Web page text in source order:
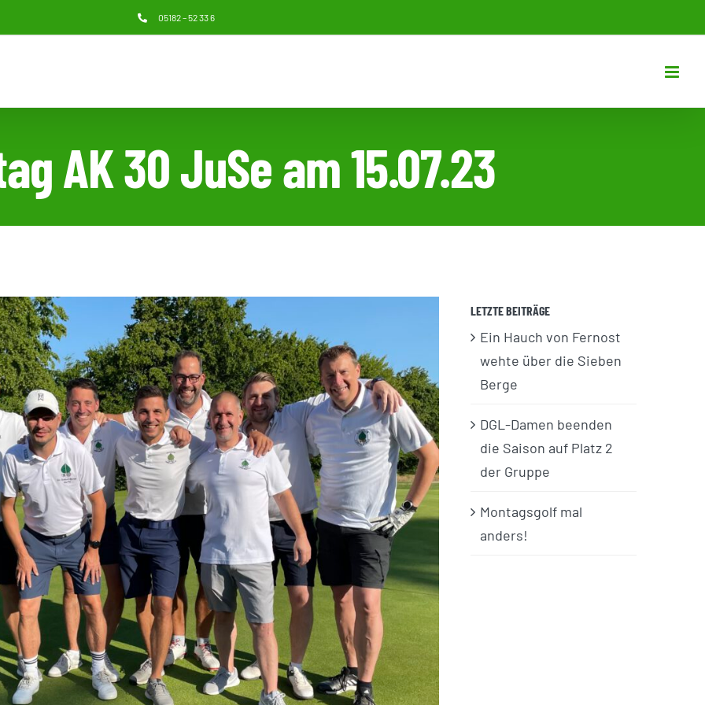
05182 – 52 33 6
AK 30 JuSe am 15.07.23
LETZTE BEITRÄGE
Ein Hauch von Fernost
wehte über die Sieben
Berge
DGL-Damen beenden
die Saison auf Platz 2
der Gruppe
Montagsgolf mal
anders!